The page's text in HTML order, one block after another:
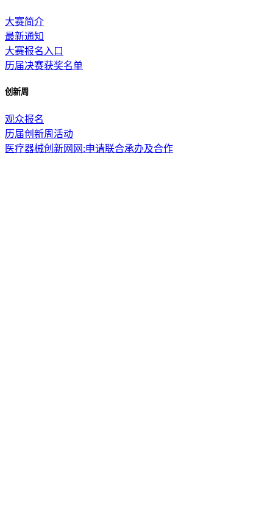
大赛简介
最新通知
大赛报名入口
历届决赛获奖名单
创新周
观众报名
历届创新周活动
医疗器械创新网网:申请联合承办及合作